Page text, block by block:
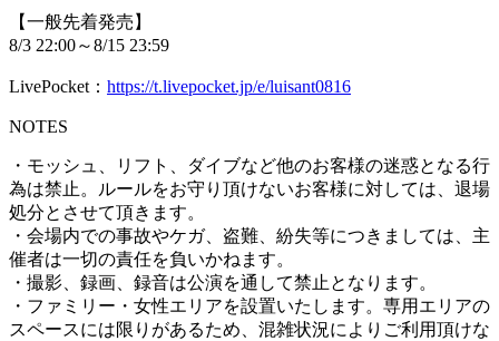
【一般先着発売】
8/3 22:00～8/15 23:59
LivePocket： https://t.livepocket.jp/e/luisant0816
NOTES
・モッシュ、リフト、ダイブなど他のお客様の迷惑となる行
為は禁止。ルールをお守り頂けないお客様に対しては、退場
処分とさせて頂きます。
・会場内での事故やケガ、盗難、紛失等につきましては、主
催者は一切の責任を負いかねます。
・撮影、録画、録音は公演を通して禁止となります。
・ファミリー・女性エリアを設置いたします。専用エリアの
スペースには限りがあるため、混雑状況によりご利用頂けな